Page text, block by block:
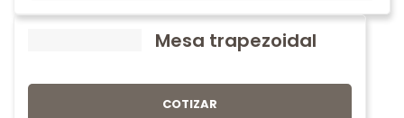
Mesa trapezoidal
COTIZAR